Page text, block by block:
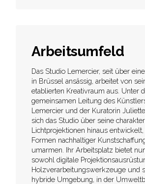
Arbeitsumfeld
Das Studio Lemercier, seit über
in Brüssel ansässig, arbeitet von
etablierten Kreativraum aus. Unter
gemeinsamen Leitung des
Lemercier und der Kuratorin
sich das Studio über seine
Lichtprojektionen hinaus
Formen nachhaltiger
umarmen. Ihr Arbeitsplatz bietet
sowohl digitale
Holzverarbeitungswerkzeuge und
hybride Umgebung, in der